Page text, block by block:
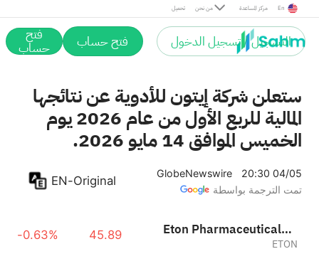
تحميل من نحن مركز المساعدة En
التسجيل / تسجيل الدخول فتح حساب فتح
حساب
ستعلن شركة إيتون للأدوية عن نتائجها
المالية للربع الأول من عام 2026 يوم
الخميس الموافق 14 مايو 2026.
GlobeNewswire
20:30 04/05
تمت الترجمة بواسطة
EN-Original
Eton Pharmaceuticals, Inc.
ETON
45.89
-0.63%